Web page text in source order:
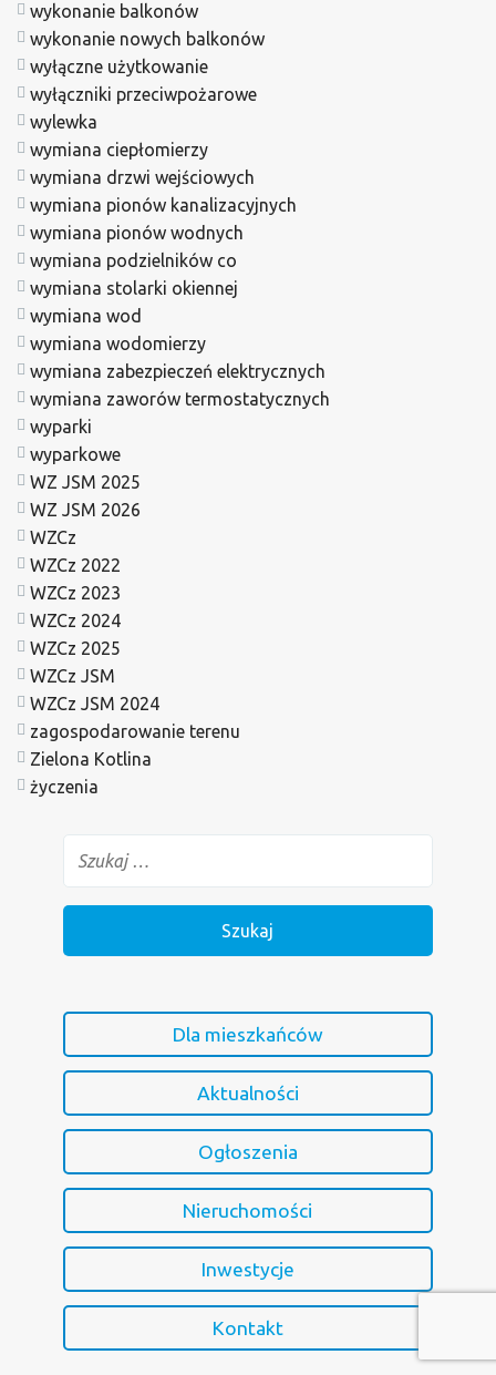
wykonanie balkonów
wykonanie nowych balkonów
wyłączne użytkowanie
wyłączniki przeciwpożarowe
wylewka
wymiana ciepłomierzy
wymiana drzwi wejściowych
wymiana pionów kanalizacyjnych
wymiana pionów wodnych
wymiana podzielników co
wymiana stolarki okiennej
wymiana wod
wymiana wodomierzy
wymiana zabezpieczeń elektrycznych
wymiana zaworów termostatycznych
wyparki
wyparkowe
WZ JSM 2025
WZ JSM 2026
WZCz
WZCz 2022
WZCz 2023
WZCz 2024
WZCz 2025
WZCz JSM
WZCz JSM 2024
zagospodarowanie terenu
Zielona Kotlina
życzenia
Dla mieszkańców
Aktualności
Ogłoszenia
Nieruchomości
Inwestycje
Kontakt